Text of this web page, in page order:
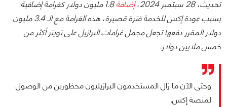
تحديث، 28 سبتمبر 2024، إضافة
1.8 مليون دولار كغرامة إضافية
بسبب عودة إكس للخدمة فترة قصيرة، هذه الغرامة مع الـ 3.4 مليون
دولار المقرر دفعها تجعل مجمل غرامات البرازيل على تويتر أكثر من
خمس ملايين دولار.
وحتى الآن ما زال المستخدمون البرازيليون محظورين من الوصول
لمنصة إكس.